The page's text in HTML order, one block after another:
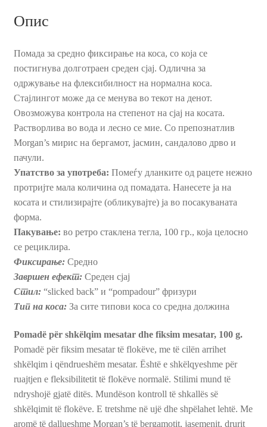
Опис
Помада за средно фиксирање на коса, со која се
постигнува долготраен среден сјај. Одлична за
одржување на флексибилност на нормална коса.
Стајлингот може да се менува во текот на денот.
Овозможува контрола на степенот на сјај на косата.
Растворлива во вода и лесно се мие. Со препознатлив
Morgan’s мирис на бергамот, јасмин, сандалово дрво и
пачули.
Упатство за употреба: Помеѓу дланките од рацете нежно
протријте мала количина од помадата. Нанесете ја на
косата и стилизирајте (oбликувајте) јa во посакуваната
форма.
Пакување: во ретро стаклена тегла, 100 гр., која целосно
се рециклира.
Фиксирање: Средно
Завршен ефект:Среден сјај
Стил:“slicked back” и “pompadour” фризури
Тип на коса:За сите типови коса со средна должина
Pomadë për shkëlqim mesatar dhe fiksim mesatar, 100 g.
Pomadë për fiksim mesatar të flokëve, me të cilën arrihet
shkëlqim i qëndrueshëm mesatar. Është e shkëlqyeshme për
ruajtjen e fleksibilitetit të flokëve normalë. Stilimi mund të
ndryshojë gjatë ditës. Mundëson kontroll të shkallës së
shkëlqimit të flokëve. E tretshme në ujë dhe shpëlahet lehtë. Me
aromë të dallueshme Morgan’s të bergamotit, jasemenit, drurit